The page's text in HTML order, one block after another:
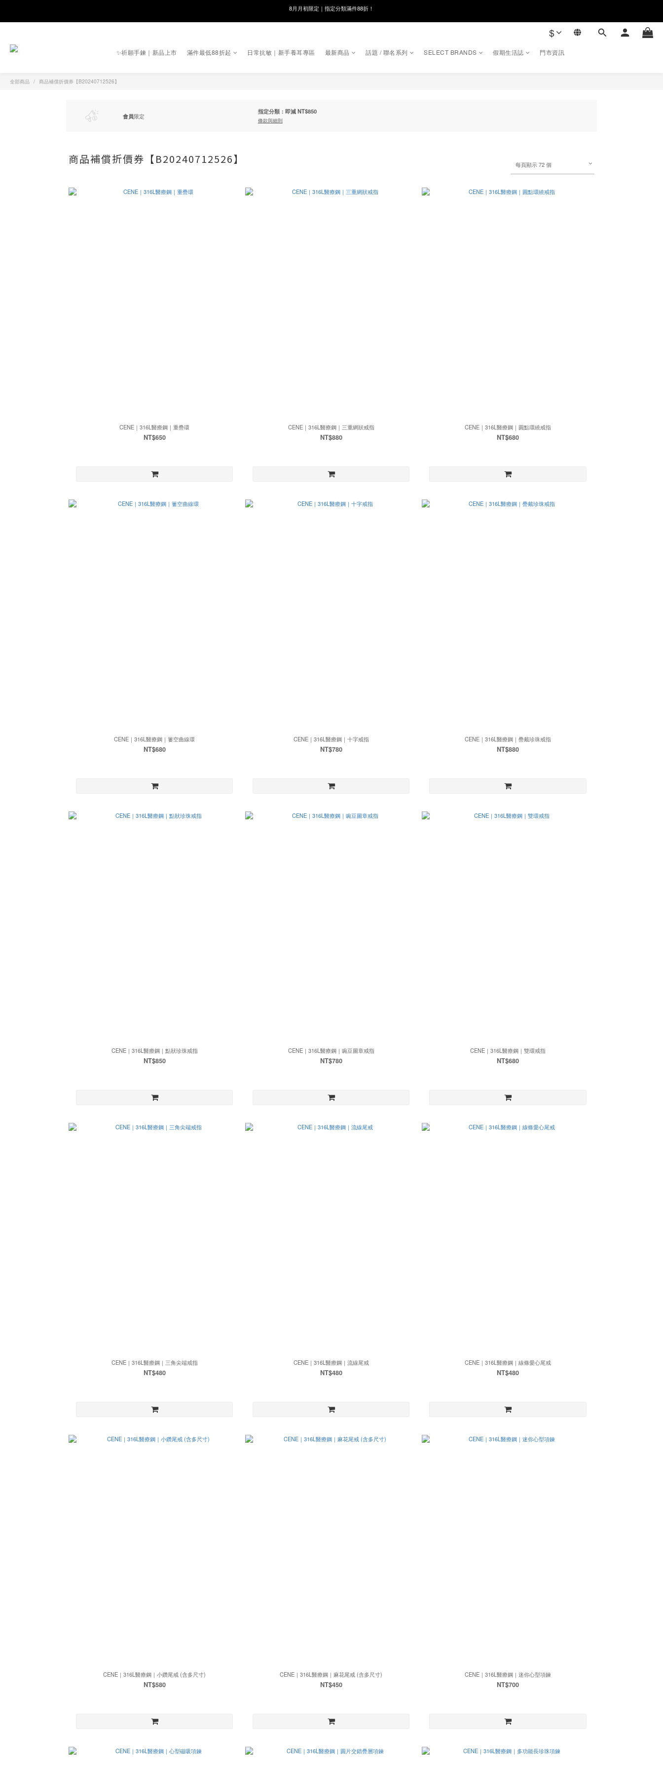
8月月初限定｜指定分類滿件88折！
線在，好事發生｜祈願新品 第2件享9折
8月月初限定｜指定分類滿件88折！
$
✨祈願手鍊｜新品上市 滿件最低88折起 日常抗敏｜新手養耳專區 最新商品 話題 / 聯名系列 SELECT BRANDS 假期生活誌 門市資訊
全部商品 商品補償折價券【B20240712526】
會員限定
指定分類：即減 NT$850
條款與細則
商品補償折價券【B20240712526】 每頁顯示 72 個
CENE｜316L醫療鋼｜重疊環
NT$650
CENE｜316L醫療鋼｜三重網狀戒指
NT$880
CENE｜316L醫療鋼｜圓點環繞戒指
NT$680
CENE｜316L醫療鋼｜簍空曲線環
NT$680
CENE｜316L醫療鋼｜十字戒指
NT$780
CENE｜316L醫療鋼｜疊戴珍珠戒指
NT$880
CENE｜316L醫療鋼｜點狀珍珠戒指
NT$850
CENE｜316L醫療鋼｜豌豆圖章戒指
NT$780
CENE｜316L醫療鋼｜雙環戒指
NT$680
CENE｜316L醫療鋼｜三角尖端戒指
NT$480
CENE｜316L醫療鋼｜流線尾戒
NT$480
CENE｜316L醫療鋼｜線條愛心尾戒
NT$480
CENE｜316L醫療鋼｜小鑽尾戒 (含多尺寸)
NT$580
CENE｜316L醫療鋼｜麻花尾戒 (含多尺寸)
NT$450
CENE｜316L醫療鋼｜迷你心型項鍊
NT$700